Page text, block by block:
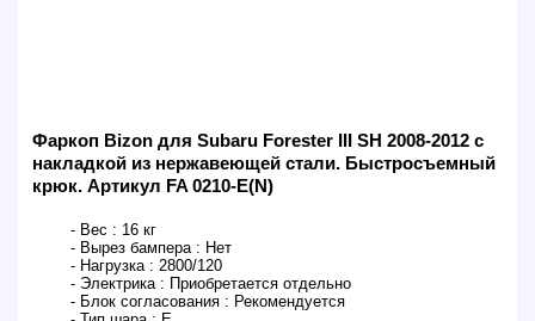
Фаркоп Bizon для Subaru Forester III SH 2008-2012 с
накладкой из нержавеющей стали. Быстросъемный
крюк. Артикул FA 0210-E(N)
- Вес : 16 кг
- Вырез бампера : Нет
- Нагрузка : 2800/120
- Электрика : Приобретается отдельно
- Блок согласования : Рекомендуется